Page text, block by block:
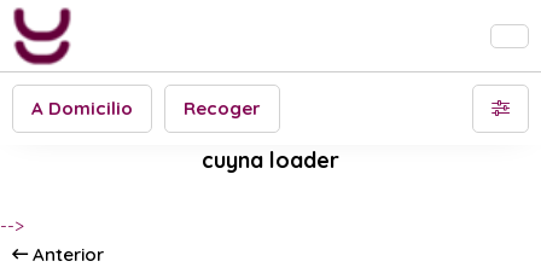
A Domicilio Recoger
cuyna loader
-->
Anterior